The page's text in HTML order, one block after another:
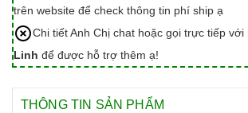
trên website để check thông tin phí ship ạ
Chi tiết Anh Chị chat hoặc gọi trực tiếp với
Linh để được hỗ trợ thêm ạ!
THÔNG TIN SẢN PHẨM